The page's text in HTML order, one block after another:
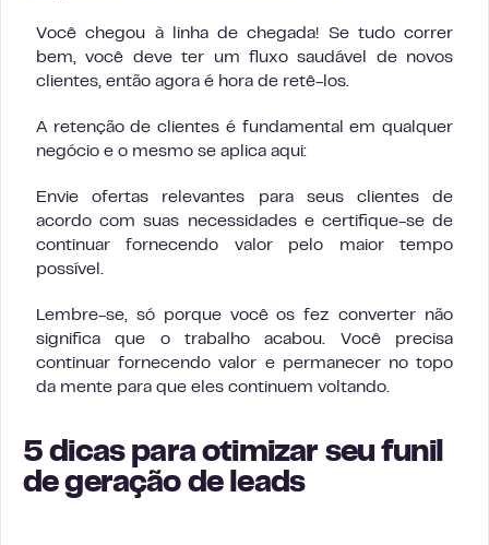
Você chegou à linha de chegada! Se tudo correr
bem, você deve ter um fluxo saudável de novos
clientes, então agora é hora de retê-los.
A retenção de clientes é fundamental em qualquer
negócio e o mesmo se aplica aqui:
Envie ofertas relevantes para seus clientes de
acordo com suas necessidades e certifique-se de
continuar fornecendo valor pelo maior tempo
possível.
Lembre-se, só porque você os fez converter não
significa que o trabalho acabou. Você precisa
continuar fornecendo valor e permanecer no topo
da mente para que eles continuem voltando.
5 dicas para otimizar seu funil
de geração de leads